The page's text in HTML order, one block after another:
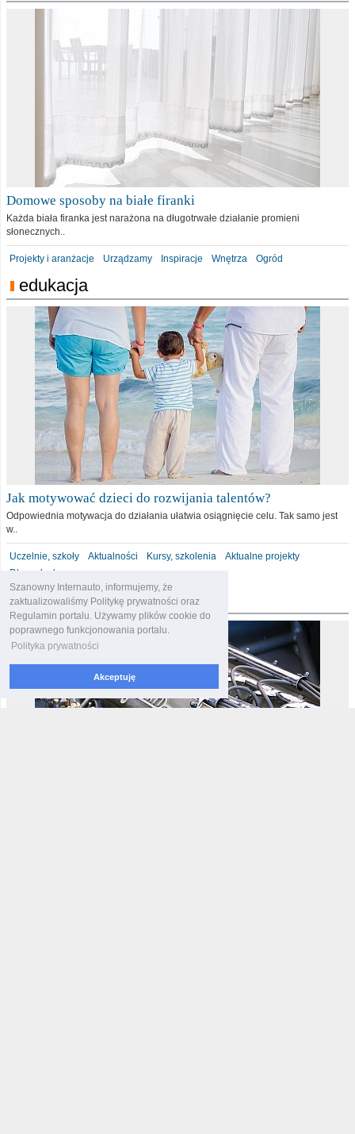
Szanowny Internauto, informujemy, że
zaktualizowaliśmy Politykę prywatności oraz
Regulamin portalu. Używamy plików cookie do
poprawnego funkcjonowania portalu.
Polityka prywatności
Akceptuję
Domowe sposoby na białe firanki
Każda biała firanka jest narażona na długotrwałe działanie promieni
słonecznych..
Projekty i aranżacje Urządzamy Inspiracje Wnętrza Ogród
edukacja
Jak motywować dzieci do rozwijania talentów?
Odpowiednia motywacja do działania ułatwia osiągnięcie celu. Tak samo jest
w..
Uczelnie, szkoły Aktualności Kursy, szkolenia
Aktualne projekty
Dla malucha
motoryzacja